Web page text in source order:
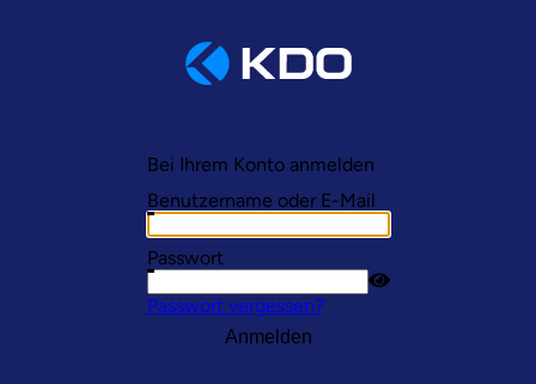
Bei Ihrem Konto anmelden
Benutzername oder E-Mail
Passwort
Passwort vergessen?
Anmelden